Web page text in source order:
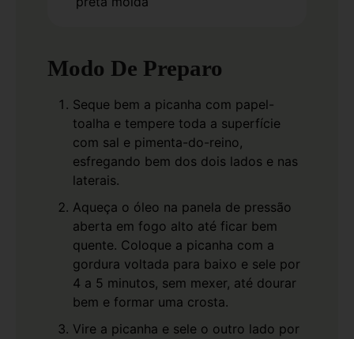
Modo De Preparo
Seque bem a picanha com papel-
toalha e tempere toda a superfície
com sal e pimenta-do-reino,
esfregando bem dos dois lados e nas
laterais.
Aqueça o óleo na panela de pressão
aberta em fogo alto até ficar bem
quente. Coloque a picanha com a
gordura voltada para baixo e sele por
4 a 5 minutos, sem mexer, até dourar
bem e formar uma crosta.
Vire a picanha e sele o outro lado por